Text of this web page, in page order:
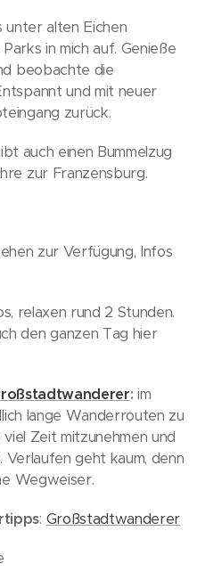
alten Eichen
in mich auf. Genieße
beobachte die
und mit neuer
zurück.
auch einen Bummelzug
zur Franzensburg.
zur Verfügung, Infos
relaxen rund 2 Stunden.
den ganzen Tag hier
: im
lange Wanderrouten zu
Zeit mitzunehmen und
Verlaufen geht kaum, denn
Wegweiser.
: Großstadtwanderer